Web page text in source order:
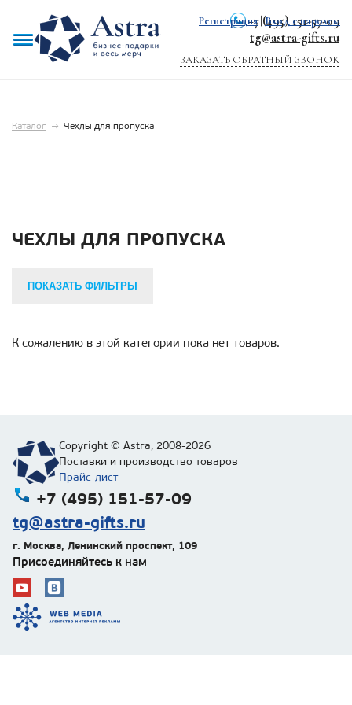
+7 (495) 151-57-09
tg@astra-gifts.ru
ЗАКАЗАТЬ ОБРАТНЫЙ ЗВОНОК
Регистрация Вход с паролем
Каталог → Чехлы для пропуска
ЧЕХЛЫ ДЛЯ ПРОПУСКА
ПОКАЗАТЬ ФИЛЬТРЫ
К сожалению в этой категории пока нет товаров.
Copyright © Astra, 2008-2026
Поставки и производство товаров
Прайс-лист
+7 (495) 151-57-09
tg@astra-gifts.ru
г. Москва, Ленинский проспект, 109
Присоединяйтесь к нам